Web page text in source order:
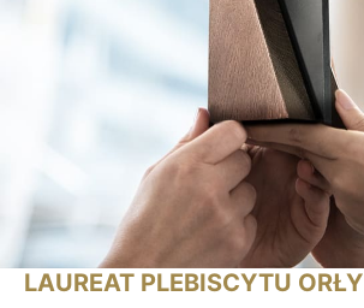
LAUREAT PLEBISCYTU ORŁY